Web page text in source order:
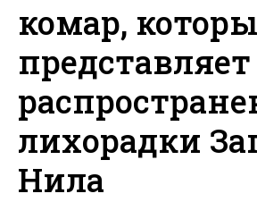
комар,
лихорадки
Нила